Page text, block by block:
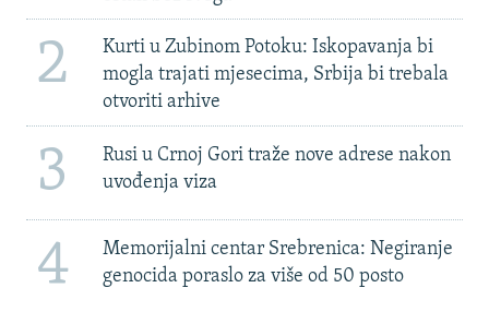
2
Kurti u Zubinom Potoku: Iskopavanja bi
mogla trajati mjesecima, Srbija bi trebala
otvoriti arhive
3
Rusi u Crnoj Gori traže nove adrese nakon
uvođenja viza
4
Memorijalni centar Srebrenica: Negiranje
genocida poraslo za više od 50 posto